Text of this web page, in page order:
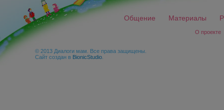
Общение Материалы
О проекте
© 2013 Диалоги мам. Все права защищены.
Сайт создан в BionicStudio